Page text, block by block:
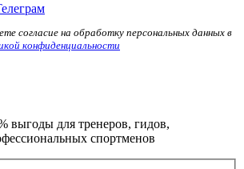
согласие на обработку персональных данных в
конфиденциальности
выгоды для тренеров, гидов,
спортменов